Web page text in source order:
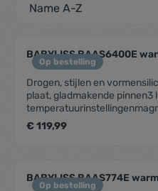
Op bestelling
BABYLISS BAAS6400E
Drogen, stijlen en
plaat, gladmakende pinnen3
care modus, anti pluissnoer:
€ 119,99
Op bestelling
BABYLISS BAAS774E